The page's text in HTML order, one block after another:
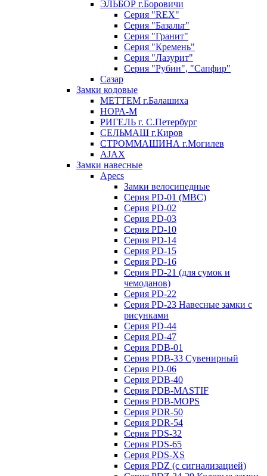
ЭЛЬБОР г.Боровичи
Серия "REX"
Серия "Базальт"
Серия "Гранит"
Серия "Кремень"
Серия "Лазурит"
Серия "Рубин", "Сапфир"
Сазар
Замки кодовые
МЕТТЕМ г.Балашиха
НОРА-М
РИГЕЛЬ г. С.Петербург
СЕЛЬМАШ г.Киров
СТРОММАШИНА г.Могилев
AJAX
Замки навесные
Apecs
Замки велосипедные
Серия PD-01 (МВС)
Серия PD-02
Серия PD-03
Серия PD-10
Серия PD-14
Серия PD-15
Серия PD-16
Серия PD-21 (для сумок и
чемоданов)
Серия PD-22
Серия PD-23 Навесные замки с
рисунками
Серия PD-44
Серия PD-47
Серия PDB-01
Серия PDB-33 Сувенирный
Серия PD-06
Серия PDB-40
Серия PDB-MASTIF
Серия PDB-MOPS
Серия PDR-50
Серия PDR-54
Серия PDS-32
Серия PDS-65
Серия PDS-XS
Серия PDZ (с сигнализацией)